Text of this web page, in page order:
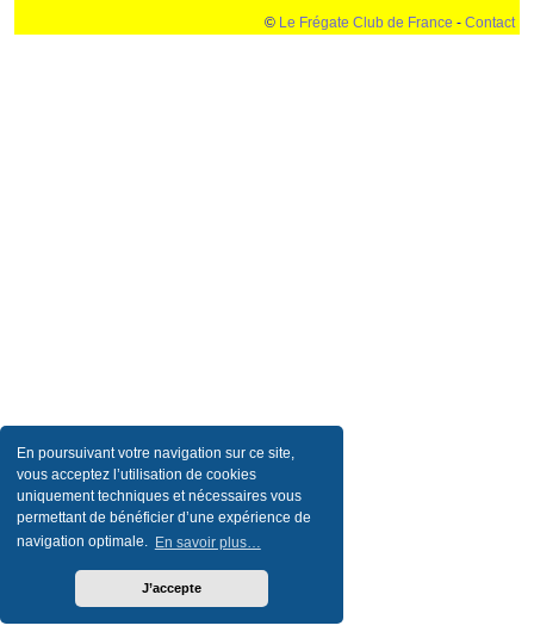
En poursuivant votre navigation sur ce site,
vous acceptez l’utilisation de cookies
uniquement techniques et nécessaires vous
permettant de bénéficier d’une expérience de
navigation optimale. En savoir plus…
J’accepte
© Le Frégate Club de France - Contact